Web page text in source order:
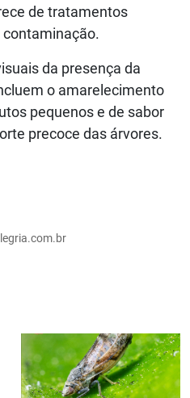
de tratamentos
da presença da
o amarelecimento
pequenos e de sabor
precoce das árvores.